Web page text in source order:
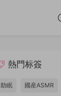
熱門标簽
助眠 國産ASMR